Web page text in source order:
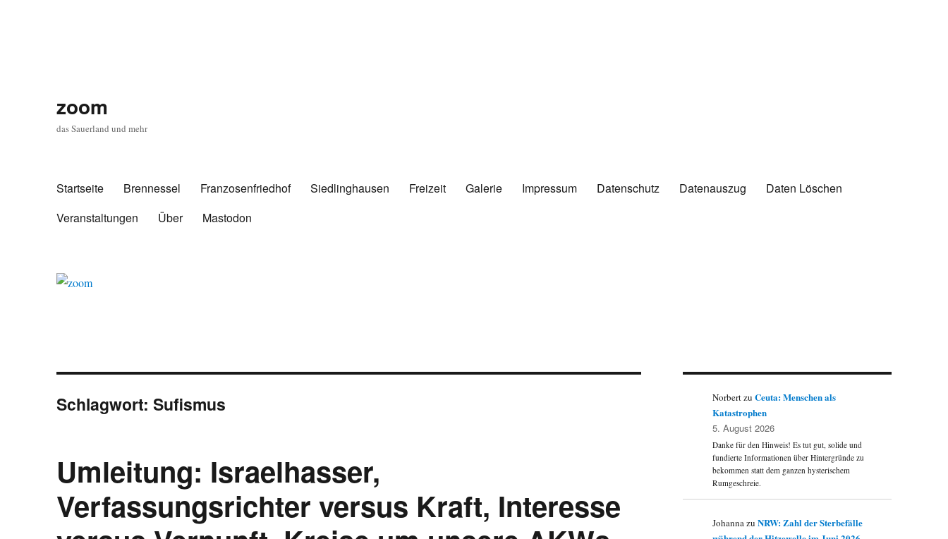
zoom
das Sauerland und mehr
Startseite Brennessel Franzosenfriedhof Siedlinghausen Freizeit Galerie Impressum Datenschutz Datenauszug
Daten Löschen
Veranstaltungen
Über Mastodon
Schlagwort:Sufismus
Umleitung: Israelhasser,
Verfassungsrichter versus Kraft, Interesse
NorbertzuCeuta: Menschen als
Katastrophen
5. August 2026
Danke für den Hinweis! Es tut gut, solide und
fundierte Informationen über Hintergründe zu
bekommen statt dem ganzen hysterischem
Rumgeschreie.
JohannazuNRW: Zahl der Sterbefälle